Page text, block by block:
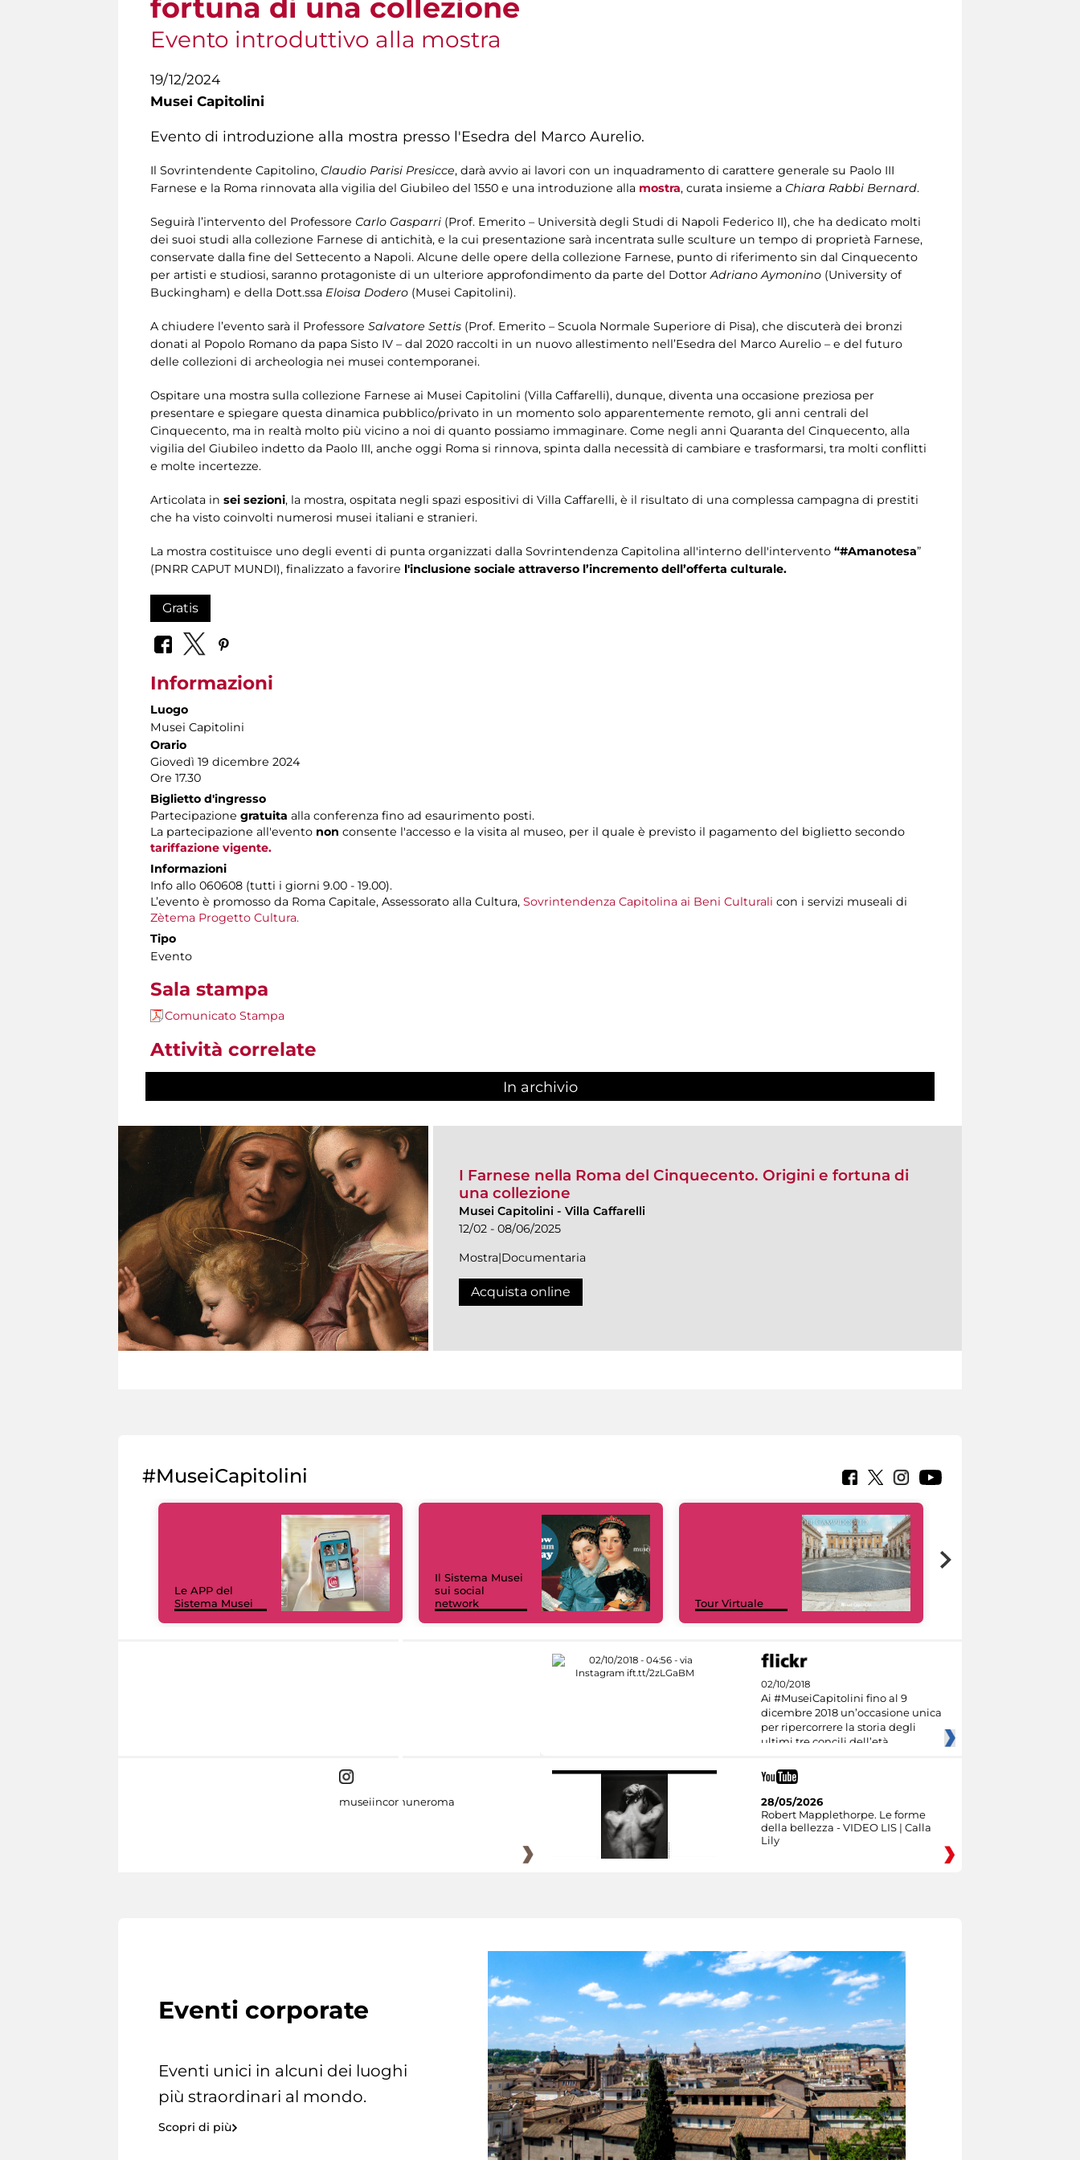
fortuna di una collezione
Evento introduttivo alla mostra
19/12/2024
Musei Capitolini
Evento di introduzione alla mostra presso l'Esedra del Marco Aurelio.
Il Sovrintendente Capitolino, Claudio Parisi Presicce, darà avvio ai lavori con un inquadramento di carattere generale su Paolo III
Farnese e la Roma rinnovata alla vigilia del Giubileo del 1550 e una introduzione alla mostra, curata insieme a Chiara Rabbi Bernard.
Seguirà l’intervento del Professore Carlo Gasparri (Prof. Emerito – Università degli Studi di Napoli Federico II), che ha dedicato molti
dei suoi studi alla collezione Farnese di antichità, e la cui presentazione sarà incentrata sulle sculture un tempo di proprietà Farnese,
conservate dalla fine del Settecento a Napoli. Alcune delle opere della collezione Farnese, punto di riferimento sin dal Cinquecento
per artisti e studiosi, saranno protagoniste di un ulteriore approfondimento da parte del DottorAdriano Aymonino (University of
Buckingham) e della Dott.ssa Eloisa Dodero (Musei Capitolini).
A chiudere l’evento sarà il Professore Salvatore Settis (Prof. Emerito – Scuola Normale Superiore di Pisa), che discuterà dei bronzi
donati al Popolo Romano da papa Sisto IV – dal 2020 raccolti in un nuovo allestimento nell’Esedra del Marco Aurelio – e del futuro
delle collezioni di archeologia nei musei contemporanei.
Ospitare una mostra sulla collezione Farnese ai Musei Capitolini (Villa Caffarelli), dunque, diventa una occasione preziosa per
presentare e spiegare questa dinamica pubblico/privato in un momento solo apparentemente remoto, gli anni centrali del
Cinquecento, ma in realtà molto più vicino a noi di quanto possiamo immaginare. Come negli anni Quaranta del Cinquecento, alla
vigilia del Giubileo indetto da Paolo III, anche oggi Roma si rinnova, spinta dalla necessità di cambiare e trasformarsi, tra molti conflitti
e molte incertezze.
Articolata in sei sezioni, la mostra, ospitata negli spazi espositivi di Villa Caffarelli, è il risultato di una complessa campagna di prestiti
che ha visto coinvolti numerosi musei italiani e stranieri.
La mostra costituisce uno degli eventi di punta organizzati dalla Sovrintendenza Capitolina all'interno dell'intervento “#Amanotesa”
(PNRR CAPUT MUNDI), finalizzato a favorire l'inclusione sociale attraverso l’incremento dell’offerta culturale.
Gratis
Informazioni
Luogo
Musei Capitolini
Orario
Giovedì 19 dicembre 2024
Ore 17.30
Biglietto d'ingresso
Partecipazione gratuita alla conferenza fino ad esaurimento posti.
La partecipazione all'evento non consente l'accesso e la visita al museo, per il quale è previsto il pagamento del biglietto secondo
tariffazione vigente.
Informazioni
Info allo 060608 (tutti i giorni 9.00 - 19.00).
L’evento è promosso da Roma Capitale, Assessorato alla Cultura, Sovrintendenza Capitolina ai Beni Culturali con i servizi museali di
Zètema Progetto Cultura.
Tipo
Evento
Sala stampa
Comunicato Stampa
Attività correlate
In archivio
I Farnese nella Roma del Cinquecento. Origini e fortuna di
una collezione
Musei Capitolini - Villa Caffarelli
12/02 - 08/06/2025
Mostra|Documentaria
Acquista online
#MuseiCapitolini
Le APP del
Sistema Musei
Il Sistema Musei
sui social
network
Tour Virtuale
02/10/2018
Ai #MuseiCapitolini fino al 9
dicembre 2018 un’occasione unica
per ripercorrere la storia degli
ultimi tre concili dell’età
museiincomuneroma
28/05/2026
Robert Mapplethorpe. Le forme
della bellezza - VIDEO LIS | Calla
Lily
Eventi corporate
Eventi unici in alcuni dei luoghi
più straordinari al mondo.
Scopri di più